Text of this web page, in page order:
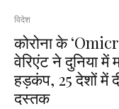
विदेश
कोरोना के
वेरिएंट ने दुनिया में
हड़कंप, 25 देशों में
दस्तक